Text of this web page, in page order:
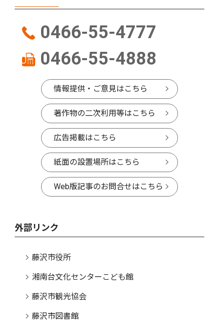
0466-55-4777
0466-55-4888
情報提供・ご意見はこちら
著作物の二次利用等はこちら
広告掲載はこちら
紙面の設置場所はこちら
Web版記事のお問合せはこちら
外部リンク
藤沢市役所
湘南台文化センターこども館
藤沢市観光協会
藤沢市図書館